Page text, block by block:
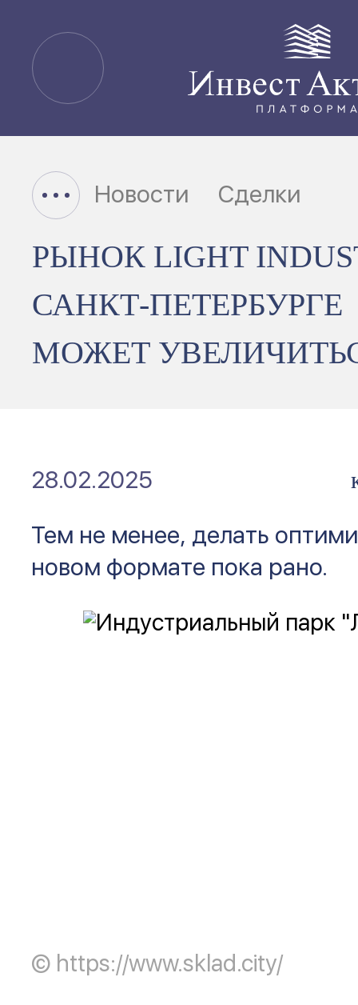
Новости Сделки
РЫНОК LIGHT
САНКТ-ПЕТЕРБУРГЕ
МОЖЕТ
28.02.2025
Тем не менее, делать
новом формате пока рано.
©️ https://www.sklad.city/